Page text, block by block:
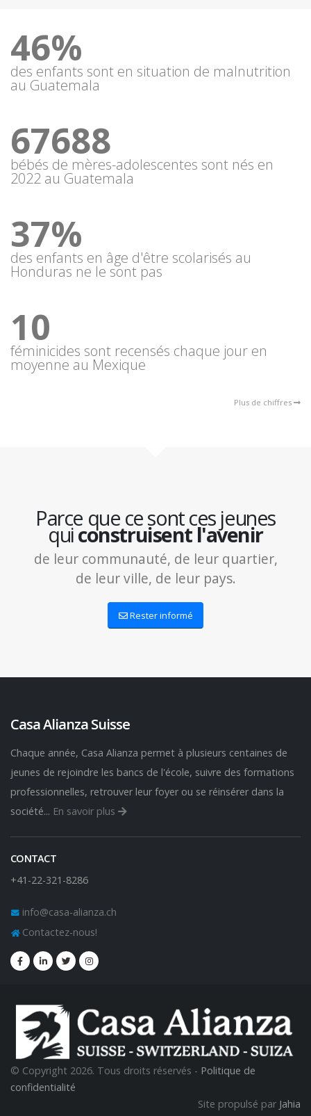
46%
des enfants sont en situation de malnutrition
au Guatemala
67688
bébés de mères-adolescentes sont nés en
2022 au Guatemala
37%
des enfants en âge d'être scolarisés au
Honduras ne le sont pas
10
féminicides sont recensés chaque jour en
moyenne au Mexique
Plus de chiffres
Parce que ce sont ces jeunes
quiconstruisent l'avenir
de leur communauté, de leur quartier,
de leur ville, de leur pays.
Rester informé
Casa Alianza Suisse
Chaque année, Casa Alianza permet à plusieurs centaines de
jeunes de rejoindre les bancs de l'école, suivre des formations
professionnelles, retrouver leur foyer ou se réinsérer dans la
société... En savoir plus
CONTACT
+41-22-321-8286
info@casa-alianza.ch
Contactez-nous!
© Copyright 2026. Tous droits réservés - Politique de
confidentialité
Site propulsé par Jahia